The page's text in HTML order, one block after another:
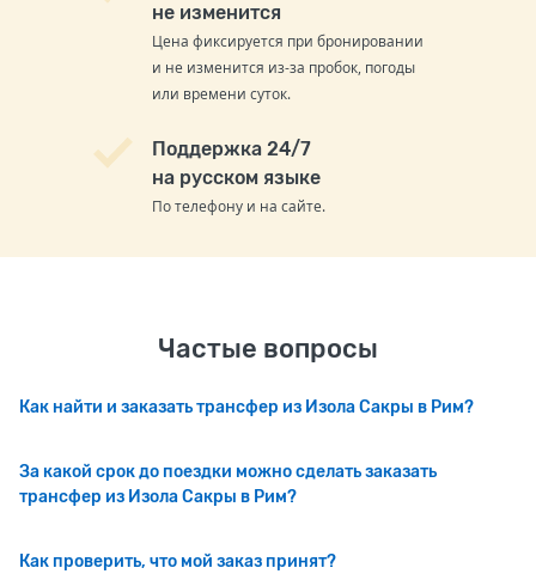
не изменится
Цена фиксируется при бронировании
и не изменится из-за пробок, погоды
или времени суток.
Поддержка 24/7
на русском языке
По телефону и на сайте.
Частые вопросы
Как найти и заказать трансфер из Изола Сакры в Рим?
За какой срок до поездки можно сделать заказать
трансфер из Изола Сакры в Рим?
Как проверить, что мой заказ принят?